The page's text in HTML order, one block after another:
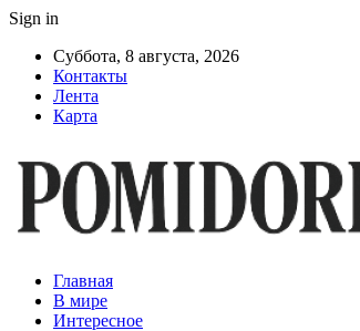
Sign in
Суббота, 8 августа, 2026
Контакты
Лента
Карта
Главная
В мире
Интересное